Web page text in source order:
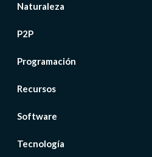
Naturaleza
P2P
Programación
Recursos
Software
Tecnología